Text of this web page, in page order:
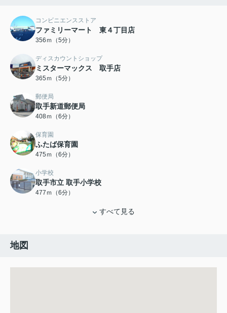
コンビニエンスストア
ファミリーマート 東４丁目店
356ｍ（5分）
ディスカウントショップ
ミスターマックス 取手店
365ｍ（5分）
郵便局
取手新道郵便局
408ｍ（6分）
保育園
ふたば保育園
475ｍ（6分）
小学校
取手市立 取手小学校
477ｍ（6分）
すべて見る
地図